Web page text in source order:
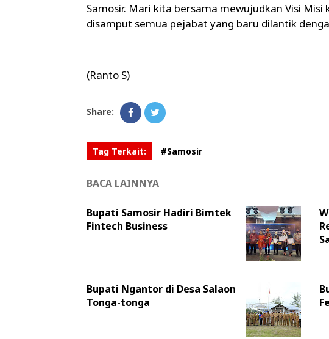
Samosir. Mari kita bersama mewujudkan Visi
disamput semua pejabat yang baru dilantik
(Ranto S)
Share:
Tag Terkait: #Samosir
BACA LAINNYA
Bupati Samosir Hadiri Bimtek
Fintech Business
Bupati Ngantor di Desa Salaon
Tonga-tonga